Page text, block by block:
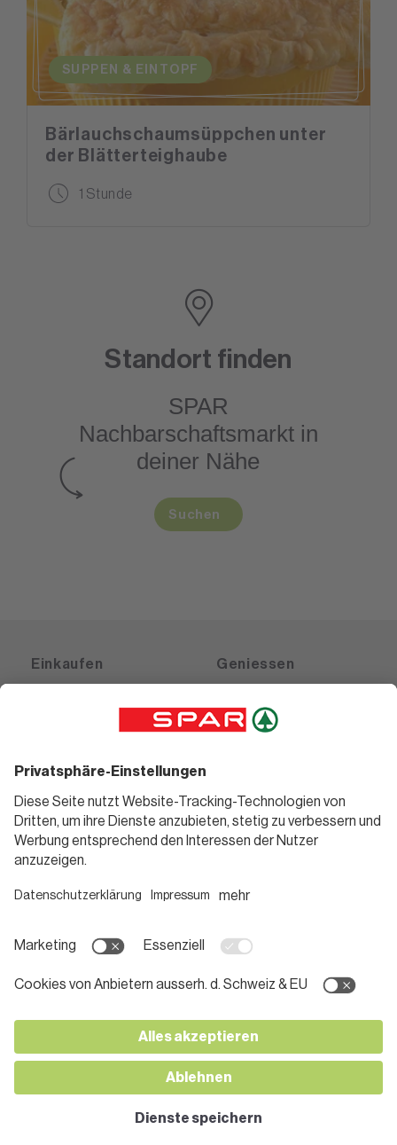
SUPPEN & EINTOPF
Bärlauchschaumsüppchen unter
der Blätterteighaube
1 Stunde
Standort finden
SPAR
Nachbarschaftsmarktin
deiner Nähe
Suchen
Einkaufen
Gutscheine
Geniessen
Weinwelt
Bierwelt
Informieren
Teilnahmebedingungen
Pressemitteilungen
Karriere bei SPAR
Kontakt
Folge uns
© 2026 SPAR Handels AG